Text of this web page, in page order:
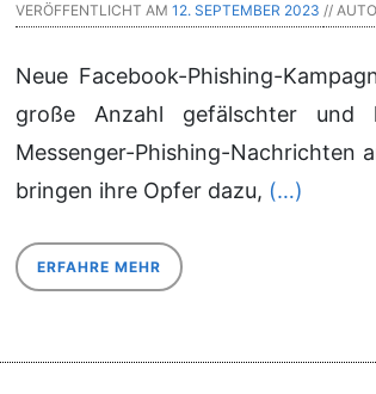
VERÖFFENTLICHT AM 12. SEPTEMBER 2023 //
Neue Facebook-Phishing-
große Anzahl gefälschter und
Messenger-Phishing-Nachrichten
bringen ihre Opfer dazu, (…)
ERFAHRE MEHR